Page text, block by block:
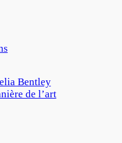
Bentley
de l’art